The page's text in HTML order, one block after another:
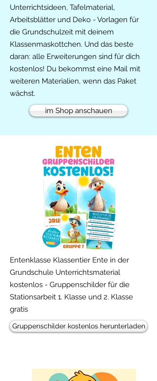
Unterrichtsideen, Tafelmaterial,
Arbeitsblätter und Deko - Vorlagen für
die Grundschulzeit mit deinem
Klassenmaskottchen. Und das beste
daran: alle Erweiterungen sind für dich
kostenlos! Du bekommst eine Mail mit
weiteren Materialien, wenn das Paket
wächst.
im Shop anschauen
Freebie!
Entenklasse Klassentier Ente in der
Grundschule Unterrichtsmaterial
kostenlos - Gruppenschilder für die
Stationsarbeit 1. Klasse und 2. Klasse
gratis
Gruppenschilder kostenlos herunterladen